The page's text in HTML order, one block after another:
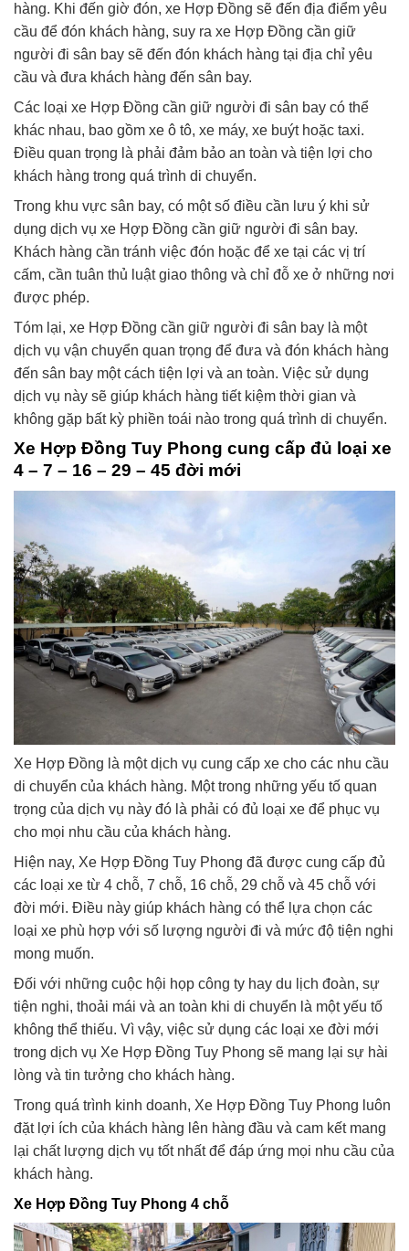
hàng. Khi đến giờ đón, xe Hợp Đồng sẽ đến địa điểm yêu
cầu để đón khách hàng, suy ra xe Hợp Đồng cần giữ
người đi sân bay sẽ đến đón khách hàng tại địa chỉ yêu
cầu và đưa khách hàng đến sân bay.
Các loại xe Hợp Đồng cần giữ người đi sân bay có thể
khác nhau, bao gồm xe ô tô, xe máy, xe buýt hoặc taxi.
Điều quan trọng là phải đảm bảo an toàn và tiện lợi cho
khách hàng trong quá trình di chuyển.
Trong khu vực sân bay, có một số điều cần lưu ý khi sử
dụng dịch vụ xe Hợp Đồng cần giữ người đi sân bay.
Khách hàng cần tránh việc đón hoặc để xe tại các vị trí
cấm, cần tuân thủ luật giao thông và chỉ đỗ xe ở những nơi
được phép.
Tóm lại, xe Hợp Đồng cần giữ người đi sân bay là một
dịch vụ vận chuyển quan trọng để đưa và đón khách hàng
đến sân bay một cách tiện lợi và an toàn. Việc sử dụng
dịch vụ này sẽ giúp khách hàng tiết kiệm thời gian và
không gặp bất kỳ phiền toái nào trong quá trình di chuyển.
Xe Hợp Đồng Tuy Phong cung cấp đủ loại xe
4 – 7 – 16 – 29 – 45 đời mới
Xe Hợp Đồng là một dịch vụ cung cấp xe cho các nhu cầu
di chuyển của khách hàng. Một trong những yếu tố quan
trọng của dịch vụ này đó là phải có đủ loại xe để phục vụ
cho mọi nhu cầu của khách hàng.
Hiện nay, Xe Hợp Đồng Tuy Phong đã được cung cấp đủ
các loại xe từ 4 chỗ, 7 chỗ, 16 chỗ, 29 chỗ và 45 chỗ với
đời mới. Điều này giúp khách hàng có thể lựa chọn các
loại xe phù hợp với số lượng người đi và mức độ tiện nghi
mong muốn.
Đối với những cuộc hội họp công ty hay du lịch đoàn, sự
tiện nghi, thoải mái và an toàn khi di chuyển là một yếu tố
không thể thiếu. Vì vậy, việc sử dụng các loại xe đời mới
trong dịch vụ Xe Hợp Đồng Tuy Phong sẽ mang lại sự hài
lòng và tin tưởng cho khách hàng.
Trong quá trình kinh doanh, Xe Hợp Đồng Tuy Phong luôn
đặt lợi ích của khách hàng lên hàng đầu và cam kết mang
lại chất lượng dịch vụ tốt nhất để đáp ứng mọi nhu cầu của
khách hàng.
Xe Hợp Đồng Tuy Phong 4 chỗ